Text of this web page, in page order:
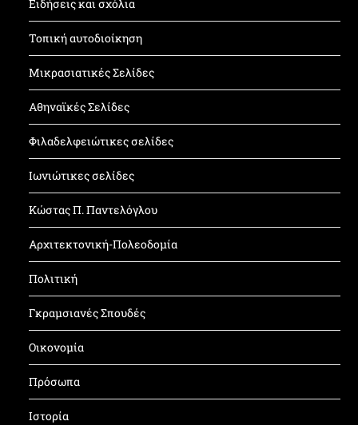
Ειδήσεις και σχόλια
Τοπική αυτοδιοίκηση
Μικρασιατικές Σελίδες
Αθηναϊκές Σελίδες
Φιλαδελφειώτικες σελίδες
Ιωνιώτικες σελίδες
Κώστας Π. Παντελόγλου
Αρχιτεκτονική-Πολεοδομία
Πολιτική
Γκραμσιανές Σπουδές
Οικονομία
Πρόσωπα
Ιστορία